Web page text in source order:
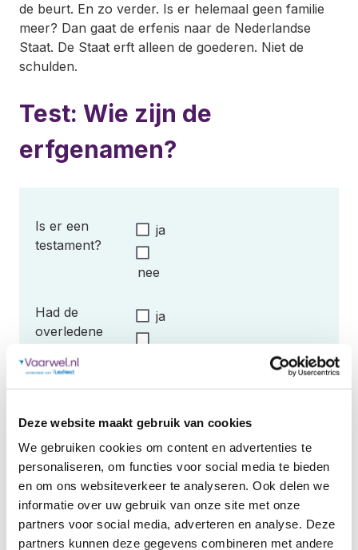
Deze website maakt gebruik van cookies
We gebruiken cookies om content en advertenties te
personaliseren, om functies voor social media te bieden
en om ons websiteverkeer te analyseren. Ook delen we
informatie over uw gebruik van onze site met onze
partners voor social media, adverteren en analyse. Deze
partners kunnen deze gegevens combineren met andere
de beurt. En zo verder. Is er helemaal geen familie
meer? Dan gaat de erfenis naar de Nederlandse
Staat. De Staat erft alleen de goederen. Niet de
schulden.
Test: Wie zijn de
erfgenamen?
Is er een
testament?
ja
nee
Had de
overledene
ja
Plaatsvervulling